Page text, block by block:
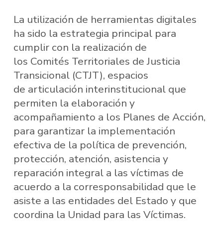
La utilización de herramientas digitales
ha sido la estrategia principal para
cumplir con la realización de
los Comités Territoriales de Justicia
Transicional (CTJT), espacios
de articulación interinstitucional que
permiten la elaboración y
acompañamiento a los Planes de Acción,
para garantizar la implementación
efectiva de la política de prevención,
protección, atención, asistencia y
reparación integral a las víctimas de
acuerdo a la corresponsabilidad que le
asiste a las entidades del Estado y que
coordina la Unidad para las Víctimas.